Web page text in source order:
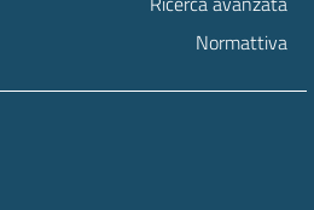
Normattiva